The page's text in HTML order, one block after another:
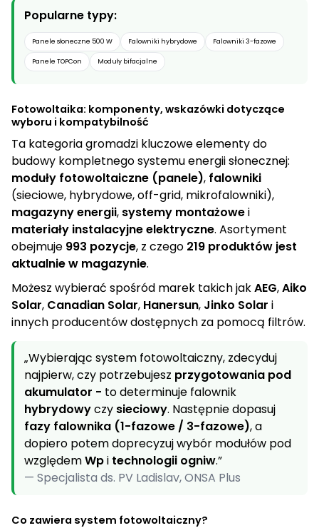
12
6
3
3
5
3
6
1
3
4
3
l
k
l
s
t
y
n
a
c
a
Popularne typy:
Panele słoneczne 500 W Falowniki hybrydowe Falowniki 3-fazowe
Panele TOPCon Moduły bifacjalne
Fotowoltaika: komponenty, wskazówki dotyczące
wyboru i kompatybilność
Ta kategoria gromadzi kluczowe elementy do
budowy kompletnego systemu energii słonecznej:
moduły fotowoltaiczne (panele), falowniki
(sieciowe, hybrydowe, off-grid, mikrofalowniki),
magazyny energii, systemy montażowei
materiały instalacyjne elektryczne. Asortyment
obejmuje 993 pozycje, z czego 219 produktów jest
aktualnie w magazynie.
Możesz wybierać spośród marek takich jakAEG,Aiko
Solar, Canadian Solar, Hanersun, Jinko Solar i
innych producentów dostępnych za pomocą filtrów.
„Wybierając system fotowoltaiczny, zdecyduj
najpierw, czy potrzebujesz przygotowania pod
akumulator - to determinuje falownik
hybrydowyczy sieciowy. Następnie dopasuj
fazy falownika (1-fazowe / 3-fazowe), a
dopiero potem doprecyzuj wybór modułów pod
względemWpi technologii ogniw.”
— Specjalista ds. PV Ladislav, ONSA Plus
Co zawiera system fotowoltaiczny?